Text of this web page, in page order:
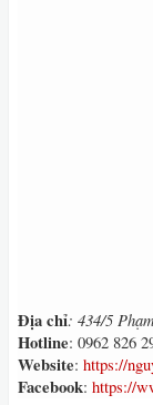
Địa chỉ: 434/5
Hotline: 0962 826
Website: https://
Facebook: https://